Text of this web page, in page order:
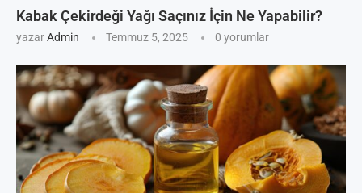
Kabak Çekirdeği Yağı Saçınız İçin Ne Yapabilir?
yazarAdmin Temmuz 5, 2025 0 yorumlar